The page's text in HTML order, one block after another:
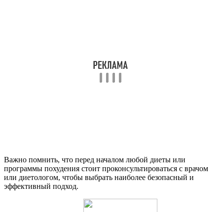
Важно помнить, что перед началом любой диеты или
программы похудения стоит проконсультироваться с врачом
или диетологом, чтобы выбрать наиболее безопасный и
эффективный подход.